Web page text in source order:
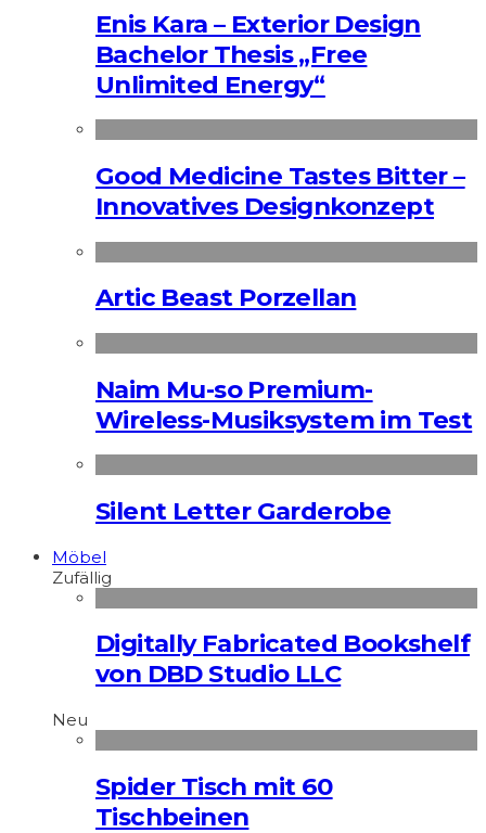
Enis Kara – Exterior Design
Bachelor Thesis „Free
Unlimited Energy“
Good Medicine Tastes Bitter –
Innovatives Designkonzept
Artic Beast Porzellan
Naim Mu-so Premium-
Wireless-Musiksystem im Test
Silent Letter Garderobe
Möbel
Zufällig
Digitally Fabricated Bookshelf
von DBD Studio LLC
Neu
Spider Tisch mit 60
Tischbeinen